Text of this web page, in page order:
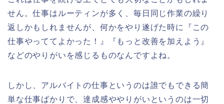
せん。仕事はルーティンが多く、毎日同じ作業の繰り
返しかもしれませんが、何かをやり遂げた時に『この
仕事やっててよかった！』『もっと改善を加えよう』
などのやりがいを感じるものなんですよね。
しかし、アルバイトの仕事というのは誰でもできる簡
単な仕事ばかりで、達成感ややりがいというのは一切